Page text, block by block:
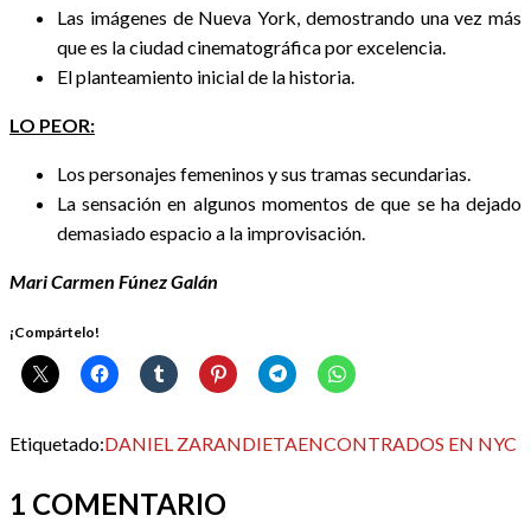
Las imágenes de Nueva York, demostrando una vez más
que es la ciudad cinematográfica por excelencia.
El planteamiento inicial de la historia.
LO PEOR:
Los personajes femeninos y sus tramas secundarias.
La sensación en algunos momentos de que se ha dejado
demasiado espacio a la improvisación.
Mari Carmen Fúnez Galán
¡Compártelo!
Etiquetado:DANIEL ZARANDIETAENCONTRADOS EN NYC
1 COMENTARIO